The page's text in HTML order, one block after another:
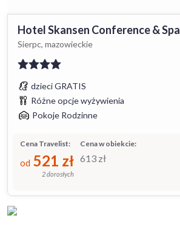
Hotel Skansen Conference & Spa
Sierpc, mazowieckie
dzieci GRATIS
Różne opcje wyżywienia
Pokoje Rodzinne
Cena w obiekcie:
613 zł
Cena Travelist:
od 521 zł
2 dorosłych